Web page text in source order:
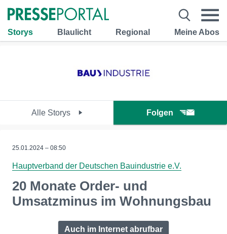
Storys Blaulicht Regional Meine Abos
Alle Storys Folgen
25.01.2024 – 08:50
Hauptverband der Deutschen Bauindustrie e.V.
20 Monate Order- und
Umsatzminus im Wohnungsbau
Auch im Internet abrufbar